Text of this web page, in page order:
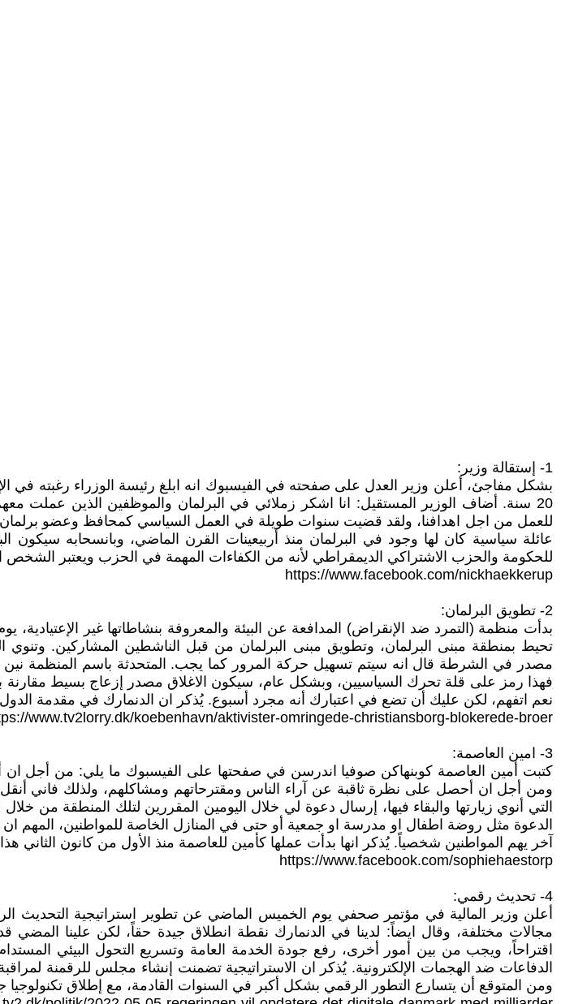
1- إستقالة وزير:
بشكل مفاجئ، أعلن وزير العدل على صفحته في الفيسبوك انه ابلغ رئيسة الوزراء رغبته
20 سنة. أضاف الوزير المستقيل: انا اشكر زملائي في البرلمان والموظفين الذين
للعمل من اجل اهدافنا، ولقد قضيت سنوات طويلة في العمل السياسي كمحافظ وعضو
عائلة سياسية كان لها وجود في البرلمان منذ أربيعينات القرن الماضي، وبانسحابه
للحكومة والحزب الاشتراكي الديمقراطي لأنه من الكفاءات المهمة في الحزب ويعتبر الشخص
https://www.facebook.com/nickhaekkerup
2- تطويق البرلمان:
بدأت منظمة (التمرد ضد الإنقراض) المدافعة عن البيئة والمعروفة بنشاطاتها غير
تحيط بمنطقة مبنى البرلمان، وتطويق مبنى البرلمان من قبل الناشطين المشاركين.
مصدر في الشرطة قال انه سيتم تسهيل حركة المرور كما يجب. المتحدثة باسم المنظمة نين
فهذا رمز على قلة تحرك السياسيين، وبشكل عام، سيكون الاغلاق مصدر إزعاج بسيط مقارنة
نعم اتفهم، لكن عليك أن تضع في اعتبارك أنه مجرد أسبوع. يُذكر ان الدنمارك في مقدمة الدول
www.tv2lorry.dk/koebenhavn/aktivister-omringede-christiansborg-blokerede-broer
3- امين العاصمة:
كتبت أمين العاصمة كوبنهاكن صوفيا اندرسن في صفحتها على الفيسبوك ما يلي: من أجل ان
ومن أجل ان أحصل على نظرة ثاقبة عن آراء الناس ومقترحاتهم ومشاكلهم، ولذلك فاني
التي أنوي زيارتها والبقاء فيها، إرسال دعوة لي خلال اليومين المقررين لتلك المنطقة من
الدعوة مثل روضة اطفال او مدرسة او جمعية أو حتى في المنازل الخاصة للمواطنين،
آخر يهم المواطنين شخصياً. يُذكر انها بدأت عملها كأمين للعاصمة منذ الأول من كانون الثاني هذا
https://www.facebook.com/sophiehaestorp
4- تحديث رقمي:
اقتراحاً، ويجب من بين أمور أخرى، رفع جودة الخدمة العامة وتسريع التحول البيئي
الدفاعات ضد الهجمات الإلكترونية. يُذكر ان الاستراتيجية تضمنت إنشاء مجلس للرقمنة
ومن المتوقع أن يتسارع التطور الرقمي بشكل أكبر في السنوات القادمة، مع إطلاق تكنولوجيا